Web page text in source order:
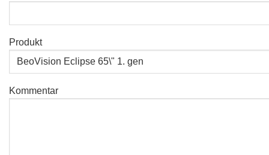
Produkt
Kommentar